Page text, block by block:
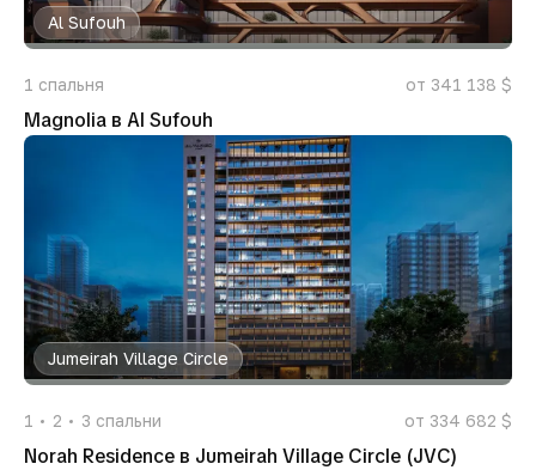
Al Sufouh
1 спальня от 341 138 $
Magnolia в Al Sufouh
Jumeirah Village Circle
1 2 3 спальни от 334 682 $
Norah Residence в Jumeirah Village Circle (JVC)